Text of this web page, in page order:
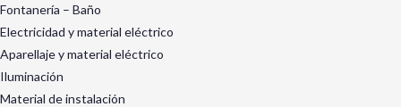
Fontanería – Baño
Electricidad y material eléctrico
Aparellaje y material eléctrico
Iluminación
Material de instalación